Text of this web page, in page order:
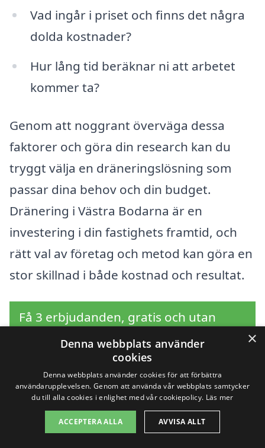
Vad ingår i priset och finns det några
dolda kostnader?
Hur lång tid beräknar ni att arbetet
kommer ta?
Genom att noggrant överväga dessa
faktorer och göra din research kan du
tryggt välja en dräneringslösning som
passar dina behov och din budget.
Dränering i Västra Bodarna är en
investering i din fastighets framtid, och
rätt val av företag och metod kan göra en
stor skillnad i både kostnad och resultat.
Få 3 erbjudanden, gratis och utan
förpliktelser
Sök efter en
professionell för
×
Denna webbplats använder
cookies
Denna webbplats använder cookies för att förbättra
användarupplevelsen. Genom att använda vår webbplats samtycker
du till alla cookies i enlighet med vår cookiepolicy. Läs mer
ACCEPTERA ALLA AVVISA ALLT